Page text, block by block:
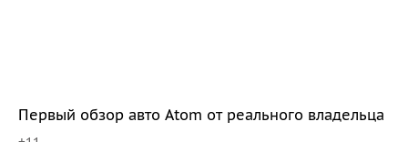
Первый обзор авто Atom от реального владельца